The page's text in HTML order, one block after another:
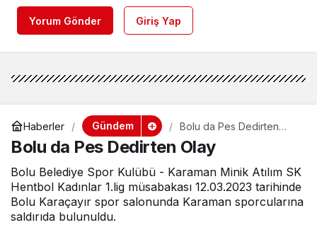
Yorum Gönder Giriş Yap
Haberler Gündem
Bolu da Pes Dedirten
Olay
Bolu da Pes Dedirten Olay
Bolu Belediye Spor Kulübü - Karaman Minik Atılım SK
Hentbol Kadınlar 1.lig müsabakası 12.03.2023 tarihinde
Bolu Karaçayır spor salonunda Karaman sporcularına
saldırıda bulunuldu.